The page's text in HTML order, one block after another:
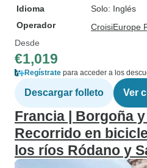
Idioma
Solo: Inglés
Operador
CroisiEurope
Desde
€1,019
Regístrate para acceder a los
Descargar folleto Ver
Francia | Borgoña
Recorrido en
los ríos Ródano y